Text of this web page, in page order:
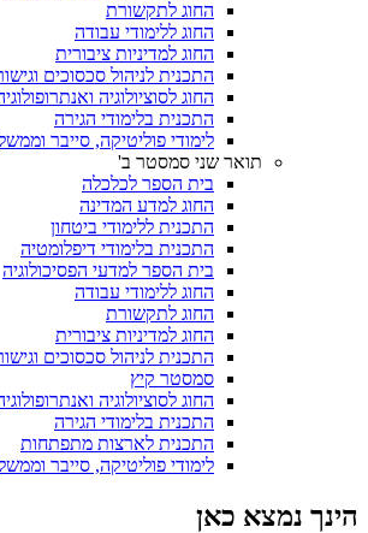
החוג לתקשורת
החוג ללימודי עבודה
החוג למדיניות ציבורית
התכנית לניהול סכסוכים
החוג לסוציולוגיה
התכנית בלימודי הגירה
לימודי פוליטיקה, סייבר
תואר שני סמסטר ב'
בית הספר לכלכלה
החוג למדע המדינה
התכנית ללימודי ביטחון
התכנית בלימודי דיפלומטיה
בית הספר למדעי הפסיכולוגיה
החוג ללימודי עבודה
החוג לתקשורת
החוג למדיניות ציבורית
התכנית לניהול סכסוכים
סמסטר קיץ
החוג לסוציולוגיה
התכנית בלימודי הגירה
התכנית לארצות מתפתחות
לימודי פוליטיקה, סייבר
הינך נמצא כאן